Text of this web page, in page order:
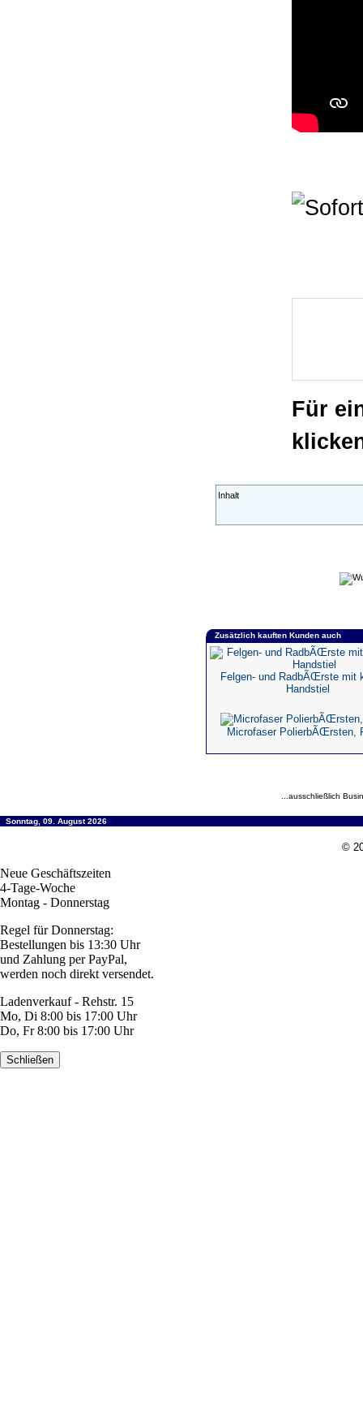
Für
Inhalt
Zusätzlich kauften Kunden auch
Felgen- und RadbÃŒrste mit
Handstiel
Microfaser PolierbÃŒrsten,
...ausschließlich
Sonntag, 09. August 2026
©
Neue Geschäftszeiten
4-Tage-Woche
Montag - Donnerstag
Regel für Donnerstag:
Bestellungen bis 13:30 Uhr
und Zahlung per PayPal,
werden noch direkt versendet.
Ladenverkauf - Rehstr. 15
Mo, Di 8:00 bis 17:00 Uhr
Do, Fr 8:00 bis 17:00 Uhr
Schließen